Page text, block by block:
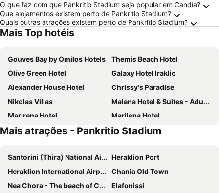
O que faz com que Pankritio Stadium seja popular em Candía?
Que alojamentos existem perto de Pankritio Stadium?
Quais outras atrações existem perto de Pankritio Stadium?
Mais Top hotéis
Gouves Bay by Omilos Hotels
Themis Beach Hotel
Olive Green Hotel
Galaxy Hotel Iraklio
Alexander House Hotel
Chrissy's Paradise
Nikolas Villas
Malena Hotel & Suites - Adults Only by Omilos Hotels
Marirena Hotel
Marilena Hotel
Petousis Hotel & Suites
Aquila Atlantis Hotel
Dom Boutique Hotel
Knossos Beach Bungalows Suites Resort & Spa
GDM Megaron, Historical Monument Hotel
Capsis Astoria Heraklion
Astir Beach Hotel
Atrion Hotel
Mais atrações - Pankritio Stadium
Santorini (Thira) National Airport
Heraklion Port
Heraklion International Airport
Chania Old Town
Nea Chora - The beach of Chania
Elafonissi